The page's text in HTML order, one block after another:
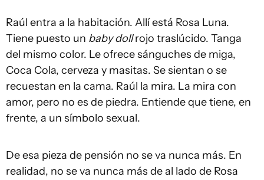
Raúl entra a la habitación. Allí está Rosa Luna.
Tiene puesto un baby dollrojo traslúcido. Tanga
del mismo color. Le ofrece sánguches de miga,
Coca Cola, cerveza y masitas. Se sientan o se
recuestan en la cama. Raúl la mira. La mira con
amor, pero no es de piedra. Entiende que tiene, en
frente, a un símbolo sexual.
De esa pieza de pensión no se va nunca más. En
realidad, no se va nunca más de al lado de Rosa